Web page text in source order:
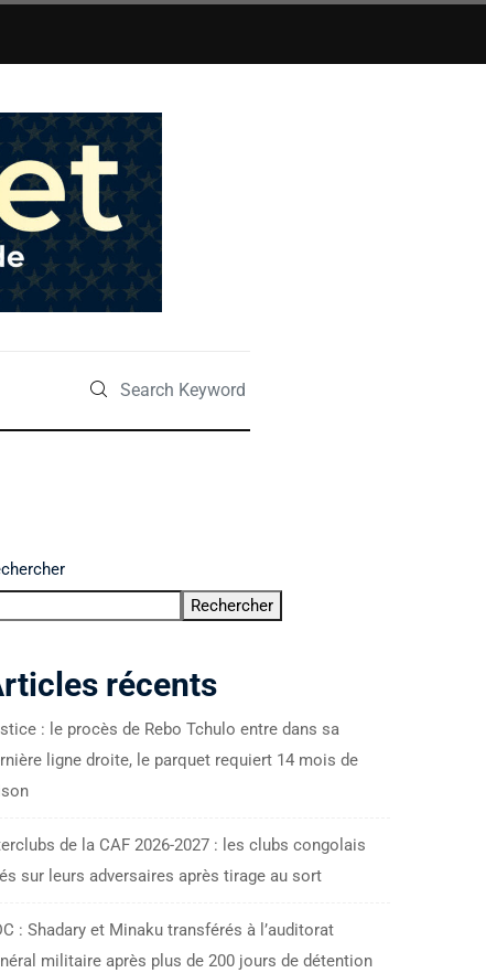
Rechercher
récents
: le procès de Rebo Tchulo entre dans sa
ligne droite, le parquet requiert 14 mois de
de la CAF 2026-2027 : les clubs congolais
sur leurs adversaires après tirage au sort
: Shadary et Minaku transférés à l’auditorat
militaire après plus de 200 jours de détention